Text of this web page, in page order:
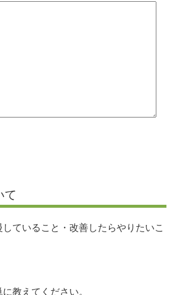
て
ていること・改善したらやりたいこ
教えてください。